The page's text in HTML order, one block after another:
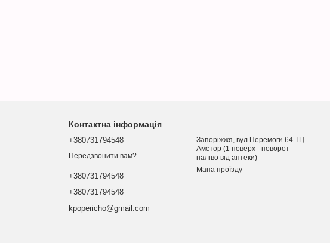
Контактна інформація
+380731794548
Передзвонити вам?
+380731794548
+380731794548
kpopericho@gmail.com
Запоріжжя, вул Перемоги 64 ТЦ
Амстор (1 поверх - поворот
наліво від аптеки)
Мапа проїзду